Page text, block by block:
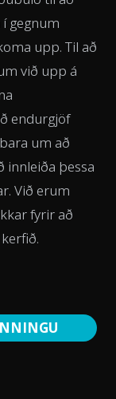
gegnum
upp. Til að
við upp á
endurgjöf
um að
innleiða þessa
Við erum
fyrir að